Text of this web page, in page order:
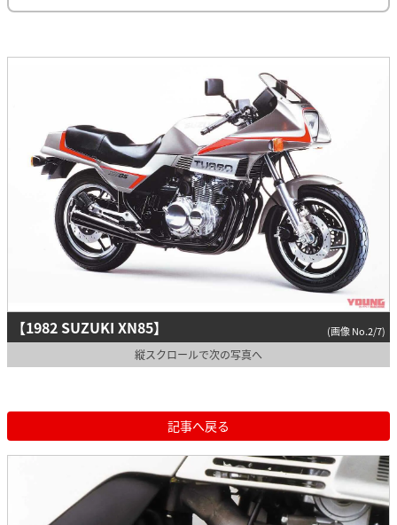
【1982 SUZUKI XN85】 (画像 No.2/7)
縦スクロールで次の写真へ
記事へ戻る